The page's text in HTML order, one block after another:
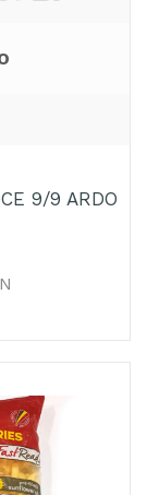
9/9 ARDO